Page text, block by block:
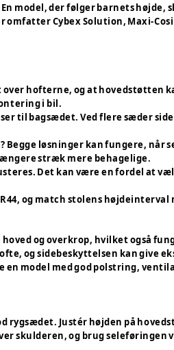
model, der følger barnets højde,
Cybex Solution, Maxi-Cosi
hofterne, og at hovedstøtten
i bil.
til bagsædet. Ved flere sæder
Begge løsninger kan fungere, når
stræk mere behagelige.
Det kan være en fordel at
og match stolens højdeinterval
og overkrop, hvilket også
og sidebeskyttelsen kan give
model med god polstring,
Justér højden på
skulderen, og brug